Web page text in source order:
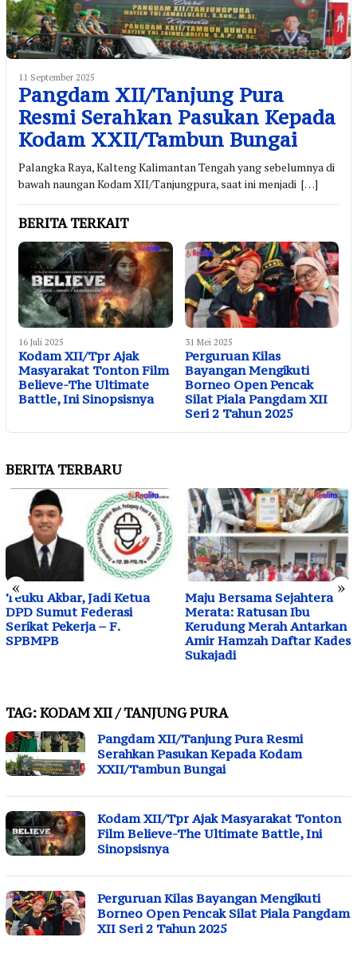
11 September 2025
Pangdam XII/Tanjung Pura
Resmi Serahkan Pasukan Kepada
Kodam XXII/Tambun Bungai
Palangka Raya, Kalteng Kalimantan Tengah yang sebelumnya di
bawah naungan Kodam XII/Tanjungpura, saat ini menjadi […]
BERITA TERKAIT
16 Juli 2025
Kodam XII/Tpr Ajak
Masyarakat Tonton Film
Believe-The Ultimate
Battle, Ini Sinopsisnya
31 Mei 2025
Perguruan Kilas
Bayangan Mengikuti
Borneo Open Pencak
Silat Piala Pangdam XII
Seri 2 Tahun 2025
BERITA TERBARU
« »
Teuku Akbar, Jadi Ketua
DPD Sumut Federasi
Serikat Pekerja – F.
SPBMPB
Maju Bersama Sejahtera
Merata: Ratusan Ibu
Kerudung Merah Antarkan
Amir Hamzah Daftar Kades
Sukajadi
TAG:KODAM XII / TANJUNG PURA
Pangdam XII/Tanjung Pura Resmi
Serahkan Pasukan Kepada Kodam
XXII/Tambun Bungai
Kodam XII/Tpr Ajak Masyarakat Tonton
Film Believe-The Ultimate Battle, Ini
Sinopsisnya
Perguruan Kilas Bayangan Mengikuti
Borneo Open Pencak Silat Piala Pangdam
XII Seri 2 Tahun 2025